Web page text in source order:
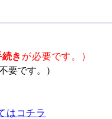
き が必要です。）
要です。）
はコチラ